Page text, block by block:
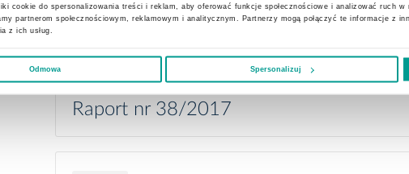
cookie do spersonalizowania treści i reklam, aby oferować funkcje społecznościowe i analizować ruch
partnerom społecznościowym, reklamowym i analitycznym. Partnerzy mogą połączyć te informacje z
z ich usług.
Odmowa Spersonalizuj
Raport nr 39/2017
21.11.2017
Raport nr 38/2017